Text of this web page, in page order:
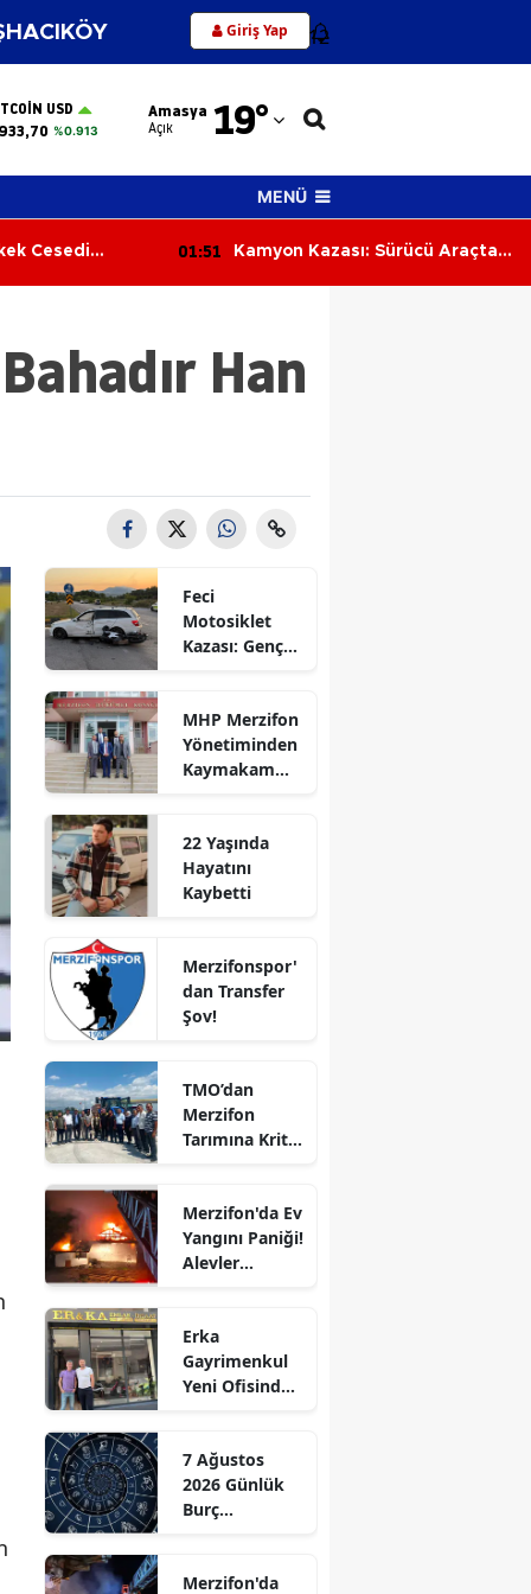
Giriş Yap 12
USD
%0.913
Amasya
Açık 19°
Adana
Adıyaman
Ağrı
Amasya
Antalya
Balıkesir
Bilecik
Bingöl
Bitlis
Burdur
Çanakkale
Çankırı
Denizli
Edirne
Elazığ
Erzurum
Gaziantep
Giresun
Hakkari
Isparta
MENÜ
Cesedi
01:51
Kamyon Kazası: Sürücü Araçta
Han
Feci
Motosiklet
Kazası: Genç
Kaybetti
MHP Merzifon
Yönetiminden
Kaymakam
Ziyaret
22 Yaşında
Hayatını
Kaybetti
Merzifonspor'
dan Transfer
Şov!
TMO’dan
Merzifon
Tarımına Kritik
Merzifon'da Ev
Yangını Paniği!
Alevler
Alındı
Erka
Gayrimenkul
Yeni Ofisinde
“Gayrimenkul
Almak İçin
Doğru Zaman”
7 Ağustos
2026 Günlük
Burç
Sürprizler,
Merzifon'da